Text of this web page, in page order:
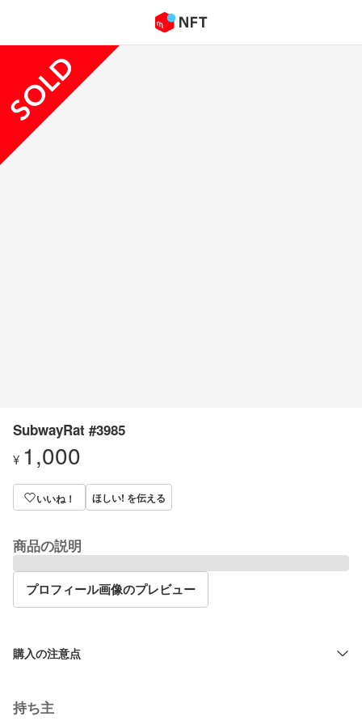
SubwayRat #3985
¥ 1,000
いいね！ ほしい! を伝える
商品の説明
プロフィール画像のプレビュー
購入の注意点
持ち主